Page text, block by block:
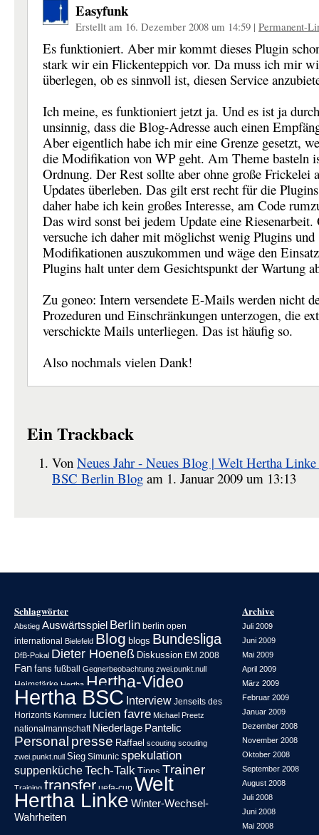
Easyfunk
Erstellt am 16. Dezember 2008 um 14:59 | Permanent-
Es funktioniert. Aber mir kommt dieses Plugin
stark wir ein Flickenteppich vor. Da muss ich mir
überlegen, ob es sinnvoll ist, diesen Service
Ich meine, es funktioniert jetzt ja. Und es ist ja
unsinnig, dass die Blog-Adresse auch einen
Aber eigentlich habe ich mir eine Grenze gesetzt,
die Modifikation von WP geht. Am Theme basteln
Ordnung. Der Rest sollte aber ohne große Frickelei
Updates überleben. Das gilt erst recht für die
daher habe ich kein großes Interesse, am Code
Das wird sonst bei jedem Update eine Riesenarbeit.
versuche ich daher mit möglichst wenig Plugins und
Modifikationen auszukommen und wäge den
Plugins halt unter dem Gesichtspunkt der Wartung
Zu goneo: Intern versendete E-Mails werden nicht
Prozeduren und Einschränkungen unterzogen, die
verschickte Mails unterliegen. Das ist häufig so.
Also nochmals vielen Dank!
EinTrackback
Von Neues Jahr - Neues Blog | Welt Hertha
BSC Berlin Blog am 1. Januar 2009 um 13:13
Schlagwörter
Abstieg Auswärtsspiel Berlin berlin open
international Bielefeld Blog blogs Bundesliga
DfB-Pokal Dieter Hoeneß Diskussion EM 2008
Fan fans fußball Gegnerbeobachtung zwei.punkt.null
Heimstärke Hertha Hertha-Video
Hertha BSC Interview Jenseits des
Horizonts Kommerz lucien favre Michael Preetz
nationalmannschaft Niederlage Pantelic
Personal presse Raffael scouting scouting
zwei.punkt.null Sieg Simunic spekulation
suppenkücheTech-Talk Tipps Trainer
Training transfer uefa-cup Welt
Hertha Linke Winter-Wechsel-
Wahrheiten
Archive
Juli 2009
Juni 2009
Mai 2009
April 2009
März 2009
Februar 2009
Januar 2009
Dezember 2008
November 2008
Oktober 2008
September 2008
August 2008
Juli 2008
Juni 2008
Mai 2008